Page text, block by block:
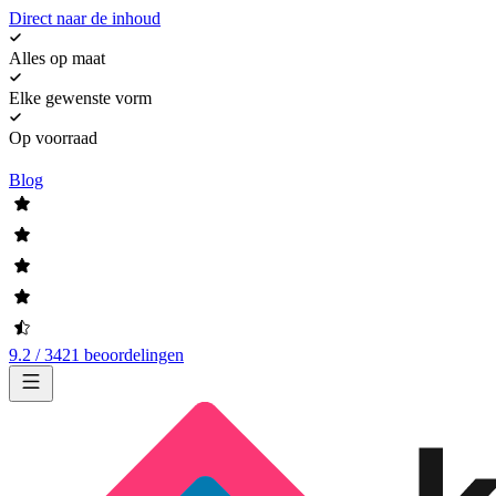
Direct naar de inhoud
Alles op maat
Elke gewenste vorm
Op voorraad
Blog
9.2 / 3421 beoordelingen